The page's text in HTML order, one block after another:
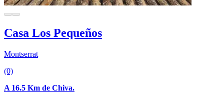
Casa Los Pequeños
Montserrat
(0)
A 16.5 Km de Chiva.